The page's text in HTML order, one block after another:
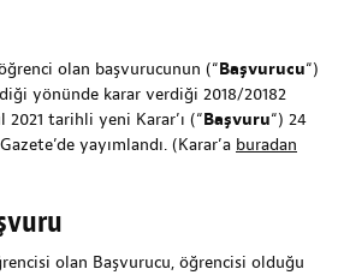
olan başvurucunun (“Başvurucu“)
yönünde karar verdiği 2018/20182
2021 tarihli yeni Karar’ı (“Başvuru“) 24
yayımlandı. (Karar’a buradan
olan Başvurucu, öğrencisi olduğu